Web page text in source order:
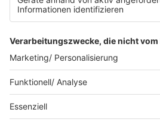
Impressum
Datenschutzerklärung
Datenschutzeinstellungen
Radioplayer